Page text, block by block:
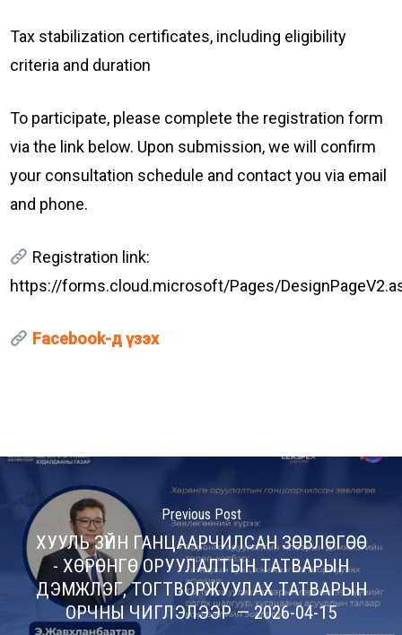
Tax stabilization certificates, including eligibility
criteria and duration
To participate, please complete the registration form
via the link below. Upon submission, we will confirm
your consultation schedule and contact you via email
and phone.
Registration link:
https://forms.cloud.microsoft/Pages/
Facebook-д үзэх
Previous Post
ХУУЛЬ ЗҮЙН ГАНЦААРЧИЛСАН ЗӨВЛӨГӨӨ
- ХӨРӨНГӨ ОРУУЛАЛТЫН ТАТВАРЫН
ДЭМЖЛЭГ, ТОГТВОРЖУУЛАХ ТАТВАРЫН
ОРЧНЫ ЧИГЛЭЛЭЭР — 2026-04-15